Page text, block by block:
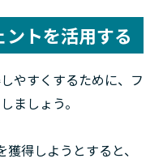
トを活用する
やすくするために、フ
ましょう。
得しようとすると、